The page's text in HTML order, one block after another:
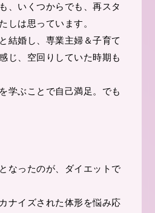
、いくつからでも、再スタ
しは思っています。
結婚し、専業主婦＆子育て
じ、空回りしていた時期も
学ぶことで自己満足。でも
なったのが、ダイエットで
ナイズされた体形を悩み応